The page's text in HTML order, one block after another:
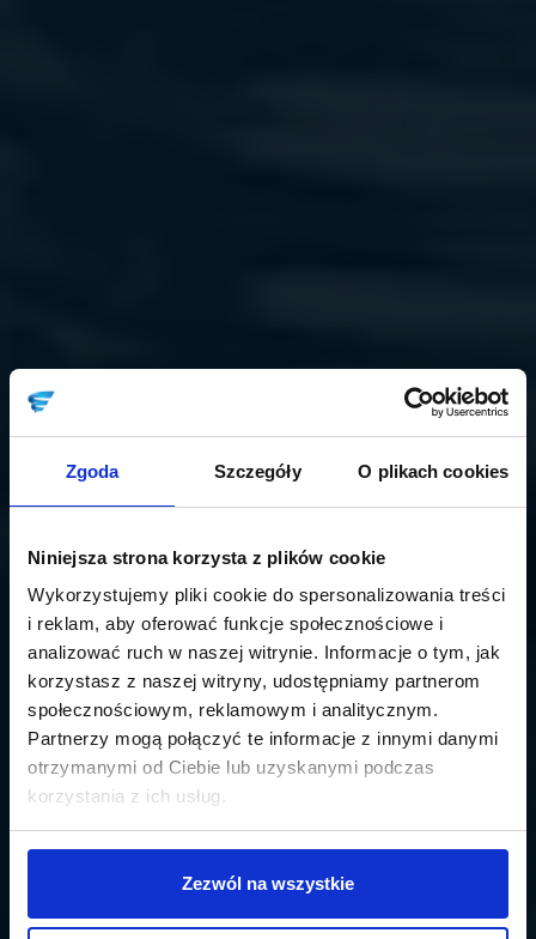
Zgoda Szczegóły O plikach cookies
Niniejsza strona korzysta z plików cookie
Wykorzystujemy pliki cookie do spersonalizowania treści
i reklam, aby oferować funkcje społecznościowe i
analizować ruch w naszej witrynie. Informacje o tym, jak
korzystasz z naszej witryny, udostępniamy partnerom
społecznościowym, reklamowym i analitycznym.
Partnerzy mogą połączyć te informacje z innymi danymi
otrzymanymi od Ciebie lub uzyskanymi podczas
korzystania z ich usług.
Zezwól na wszystkie